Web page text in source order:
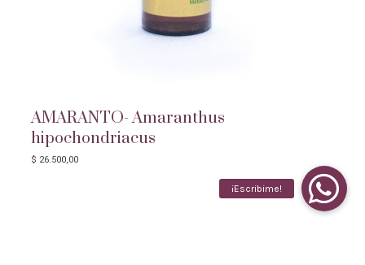
AMARANTO- Amaranthus
hipochondriacus
$ 26.500,00